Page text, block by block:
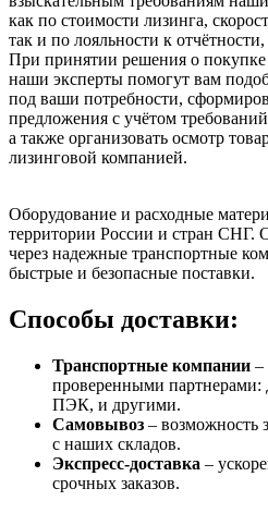
как по стоимости лизинга,
так и по лояльности к
При принятии решения о покупке
наши эксперты помогут вам
под ваши потребности,
предложения с учётом
а также организовать осмотр
лизинговой компанией.
Оборудование и расходные
территории России и стран СНГ.
через надежные транспортные
быстрые и безопасные поставки.
Способы доставки:
Транспортные компании –
проверенными
ПЭК, и другими.
Самовывоз – возможность
с наших складов.
Экспресс-доставка –
срочных заказов.